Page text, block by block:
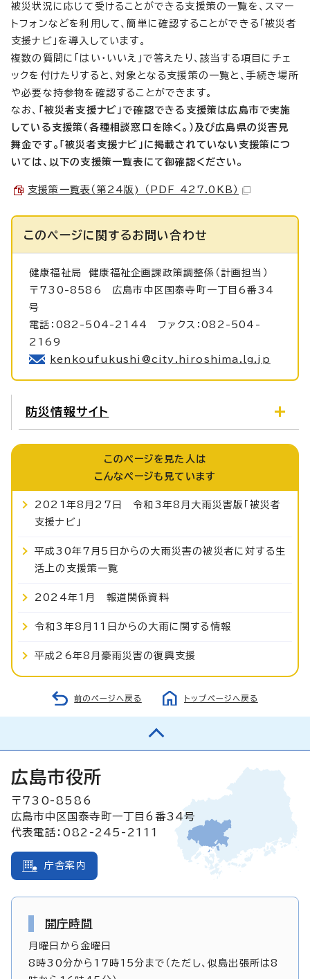
被災状況に応じて受けることができる支援策の一覧を、スマー
トフォンなどを利用して、簡単に確認することができる「被災者
支援ナビ」を導入しています。
複数の質問に「はい・いいえ」で答えたり、該当する項目にチェ
ックを付けたりすると、対象となる支援策の一覧と、手続き場所
や必要な持参物を確認することができます。
なお、
「被災者支援ナビ」で確認できる支援策は広島市で実施
している支援策（各種相談窓口を除く。）及び広島県の災害見
舞金です。「被災者支援ナビ」に掲載されていない支援策につ
いては、以下の支援策一覧表にて御確認ください。
支援策一覧表（第24版) （PDF 427.0KB）
このページに関するお問い合わせ
健康福祉局健康福祉企画課政策調整係（計画担当）
〒730-8586 広島市中区国泰寺町一丁目6番34
号
電話：082-504-2144 ファクス：082-504-
2169
kenkoufukushi@city.hiroshima.lg.jp
防災情報サイト
このページを見た人は
こんなページも見ています
2021年8月27日 令和3年8月大雨災害版「被災者
支援ナビ」
平成30年7月5日からの大雨災害の被災者に対する生
活上の支援策一覧
2024年1月 報道関係資料
令和3年8月11日からの大雨に関する情報
平成26年8月豪雨災害の復興支援
前のページへ戻る トップページへ戻る
広島市役所
〒730-8586
広島市中区国泰寺町一丁目6番34号
代表電話：082-245-2111
庁舎案内
開庁時間
月曜日から金曜日
8時30分から17時15分まで（ただし、似島出張所は8